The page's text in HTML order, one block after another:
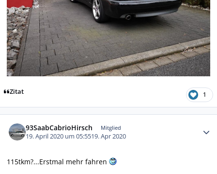
Zitat 1
93SaabCabrioHirsch Mitglied
19. April 2020 um 05:5519. Apr 2020
115tkm?...Erstmal mehr fahren